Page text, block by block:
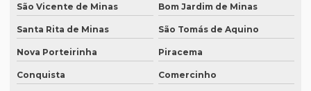
Serviço de degravação de audio
Serviço de degravação de áudio em texto
Serviço de degravação em espanhol
São Vicente de Minas Bom Jardim de Minas
Santa Rita de Minas São Tomás de Aquino
Nova Porteirinha Piracema
Conquista Comercinho